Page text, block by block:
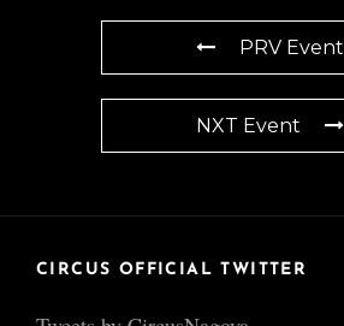
PRV Event
NXT Event
CIRCUS OFFICIAL TWITTER